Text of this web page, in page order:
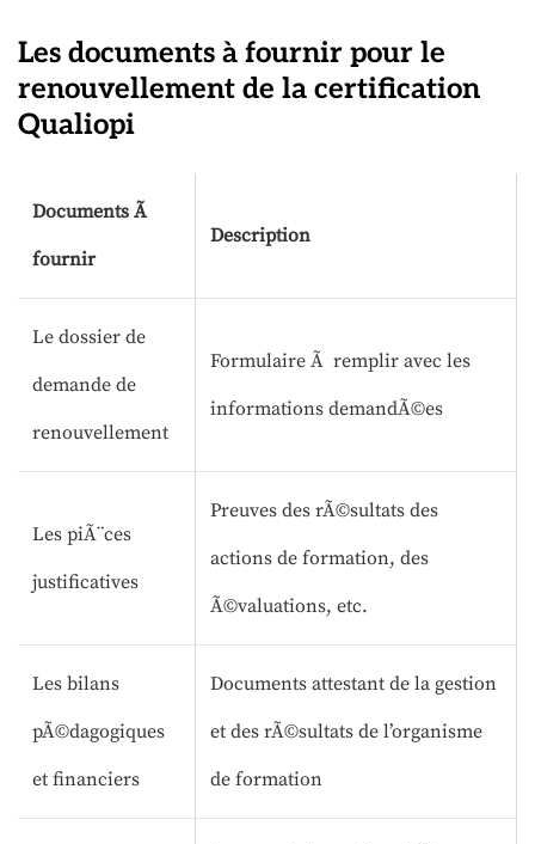
Les documents à fournir pour le
renouvellement de la certification
Qualiopi
Documents Ã
fournir
Description
Le dossier de
demande de
renouvellement
Formulaire Ã remplir avec les
informations demandÃ©es
Les piÃ¨ces
justificatives
Preuves des rÃ©sultats des
actions de formation, des
Ã©valuations, etc.
Les bilans
pÃ©dagogiques
et financiers
Documents attestant de la gestion
et des rÃ©sultats de l’organisme
de formation